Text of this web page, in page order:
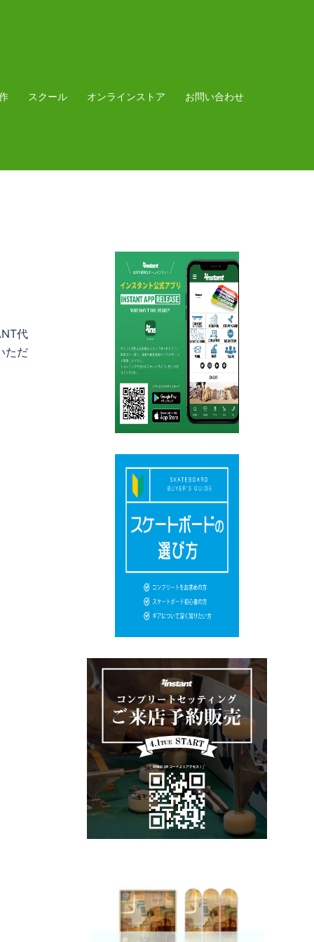
スクール オンラインストア お問い合わせ
代
ただ